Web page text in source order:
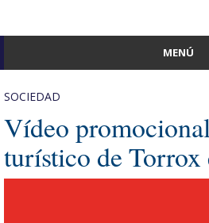
MENÚ
SOCIEDAD
Vídeo
turístico de